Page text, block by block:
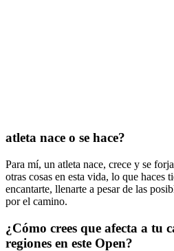
atleta nace o se hace?
Para mí, un atleta nace, crece y se
otras cosas en esta vida, lo que haces
encantarte, llenarte a pesar de las
por el camino.
¿Cómo crees que afecta a tu
regiones en este Open?